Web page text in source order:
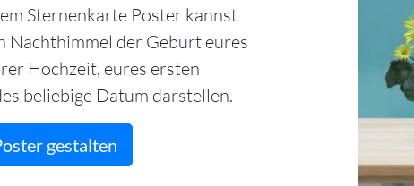
Sternenkarte Poster kannst
Nachthimmel der Geburt eures
Hochzeit, eures ersten
beliebige Datum darstellen.
gestalten